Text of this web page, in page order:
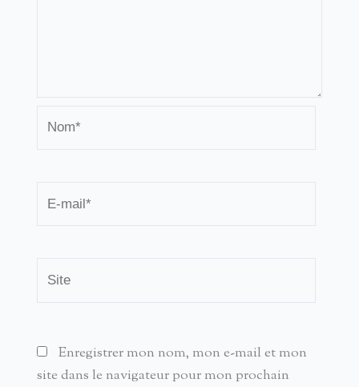
mail*
Enregistrer mon nom, mon e-mail et mon
site dans le navigateur pour mon prochain